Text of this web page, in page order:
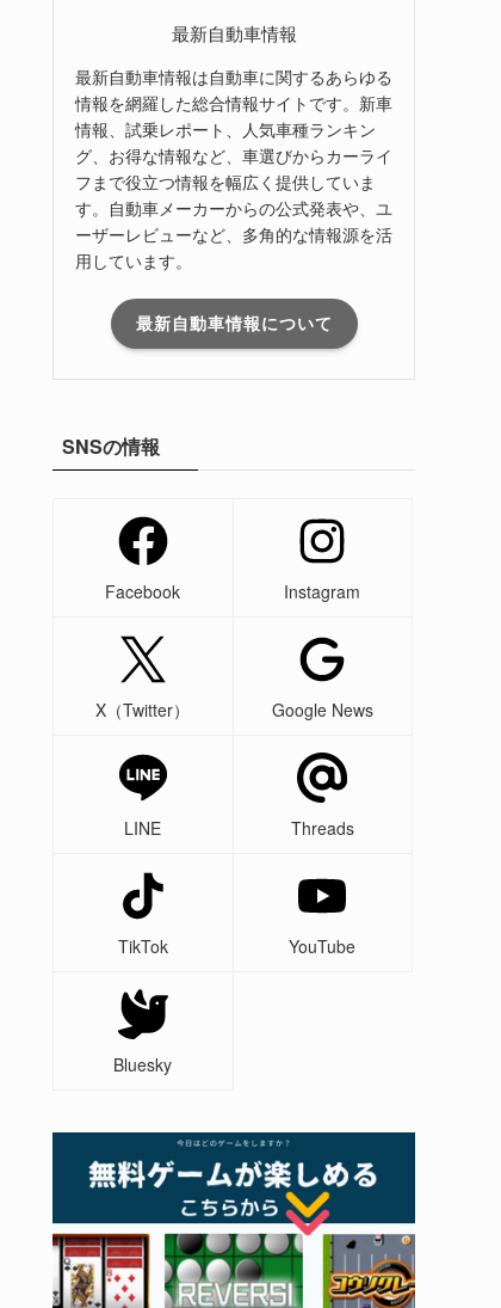
最新自動車情報
最新自動車情報は自動車に関するあらゆる
情報を網羅した総合情報サイトです。新車
情報、試乗レポート、人気車種ランキン
グ、お得な情報など、車選びからカーライ
フまで役立つ情報を幅広く提供していま
す。自動車メーカーからの公式発表や、ユ
ーザーレビューなど、多角的な情報源を活
用しています。
最新自動車情報について
SNSの情報
Facebook Instagram
X（Twitter） Google News
LINE Threads
TikTok YouTube
Bluesky